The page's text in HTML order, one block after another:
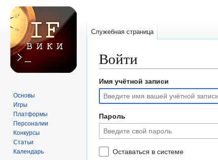
Войти
Перейти
навигации
Перейти
поиску
Имя учётной записи
Пароль
Оставаться в системе
Служебная страница
Основы
Игры
Платформы
Персоналии
Конкурсы
Статьи
Календарь